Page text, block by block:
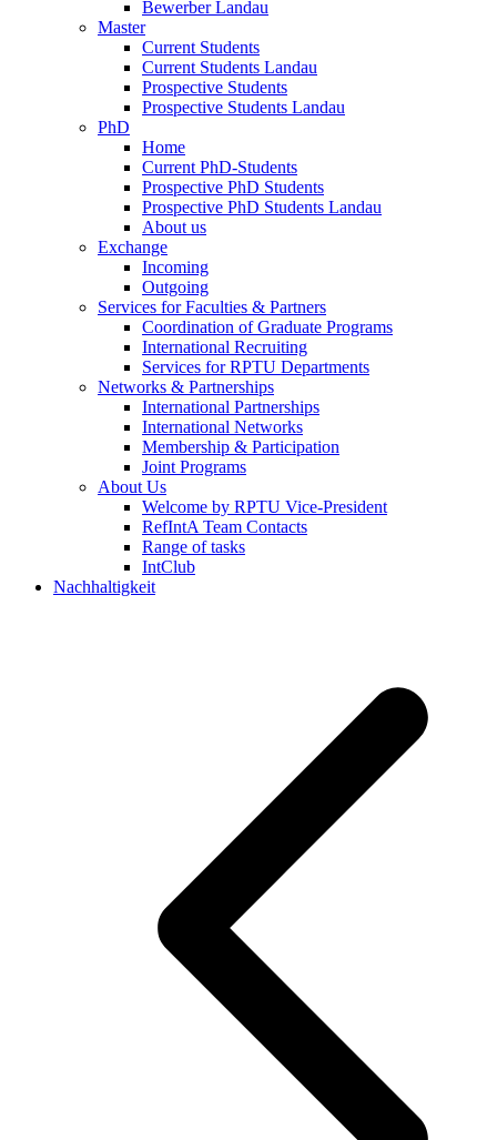
Bewerber Landau
Master
Current Students
Current Students Landau
Prospective Students
Prospective Students Landau
PhD
Home
Current PhD-Students
Prospective PhD Students
Prospective PhD Students Landau
About us
Exchange
Incoming
Outgoing
Services for Faculties & Partners
Coordination of Graduate Programs
International Recruiting
Services for RPTU Departments
Networks & Partnerships
International Partnerships
International Networks
Membership & Participation
Joint Programs
About Us
Welcome by RPTU Vice-President
RefIntA Team Contacts
Range of tasks
IntClub
Nachhaltigkeit